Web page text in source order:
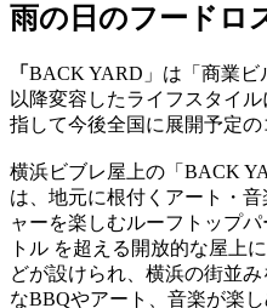
雨の日のフードロ
「 BACK YARD」は「商業ビ
以降変容したライフスタイ
指して今後全国に展開予定の
横浜ビブレ屋上の「BACK
は、地元に根付くアート・
ャーを楽しむルーフトップ
トル を超える開放的な屋上
どが設けられ、横浜の街並
なBBQやアート、音楽が楽